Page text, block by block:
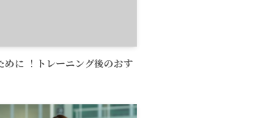
めに ！トレーニング後のおす